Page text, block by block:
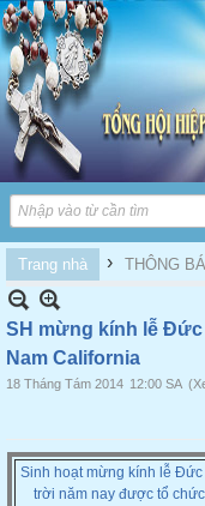
Trang nhà › THÔNG
SH mừng kính lễ Đức
Nam California
18 Tháng Tám 2014 12:00 SA
Sinh hoạt mừng kính lễ Đức
trời năm nay được tổ